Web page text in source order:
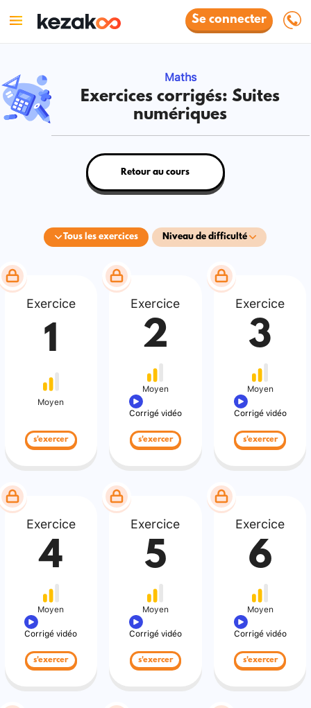
Se connecter
Maths
Exercices corrigés: Suites
numériques
Tous les exercices Niveau de difficulté
Retour au cours
Exercice
1
Moyen
s'exercer
Exercice
2
Moyen
Corrigé vidéo
s'exercer
Exercice
3
Moyen
Corrigé vidéo
s'exercer
Exercice
4
Moyen
Corrigé vidéo
s'exercer
Exercice
5
Moyen
Corrigé vidéo
s'exercer
Exercice
6
Moyen
Corrigé vidéo
s'exercer